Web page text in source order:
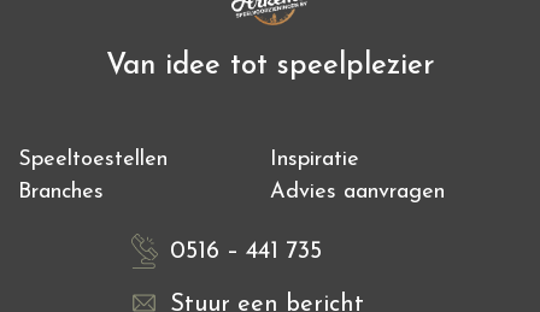
Van idee tot speelplezier
Speeltoestellen
Inspiratie
Branches
Advies aanvragen
0516 – 441 735
Stuur een bericht